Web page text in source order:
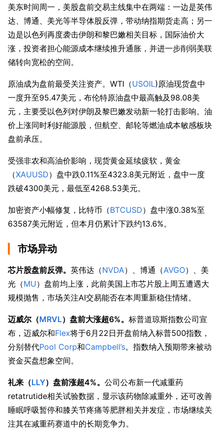
美东时间周一，美股盘前交易主线集中在两端：一边是英伟
达、博通、美光等半导体股反弹，带动纳指期货走高；另一
边是以色列再度袭击伊朗和黎巴嫩相关目标，国际油价大
涨，投资者担心能源成本继续推升通胀，并进一步削弱美联
储转向宽松的空间。
原油成为盘前最受关注资产。WTI（USOIL)原油现货盘中
一度升至95.47美元，布伦特原油盘中最高触及98.08美
元，主要受以色列对伊朗及黎巴嫩发动新一轮打击影响。油
价上涨同时利好能源股，但航空、邮轮等燃油成本敏感板块
盘前承压。
受强非农和高油价影响，现货黄金延续疲软，黄金
（XAUUSD）盘中跌0.11%至4323.8美元附近，盘中一度
跌破4300美元，最低至4268.53美元。
加密资产小幅修复，比特币（BTCUSD）盘中涨0.38%至
63587美元附近，但本月仍累计下跌约13.6%。
市场异动
芯片股盘前反弹。 英伟达（NVDA）、博通（AVGO）、美
光（MU）盘前均上涨，此前美国上市芯片股上周五遭遇大
规模抛售，市场关注AI交易能否在本周重新稳住情绪。
迈威尔（MRVL）盘前大涨超6%。 标普道琼斯指数公司宣
布，迈威尔和Flex将于6月22日开盘前纳入标普500指数，
分别替代Pool Corp和Campbell’s。指数纳入预期带来被动
资金买盘想象空间。
礼来（LLY）盘前涨超4%。 公司公布新一代减重药
retatrutide相关试验数据，显示该药物除减重外，还可改善
睡眠呼吸暂停和膝关节疼痛等肥胖相关并发症，市场继续关
注其在减重药赛道中的长期竞争力。